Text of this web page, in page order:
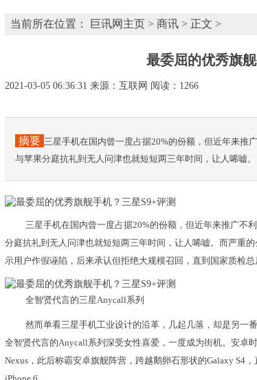
还含有丰富的维生素A，可以有效保护...
当前所在位置： 巨讯网主页 > 商讯 > 正文 >
最委屈的优秀旗
2021-03-05 06:36:31 来源：互联网 阅读：1266
摘要 三星手机在国内曾一度占据20%的份额，但近年来推
与苹果分庭抗礼到无人问津也就短短两三年时间，让人唏嘘。
三星手机在国内曾一度占据20%的份额，但近年来推广不
分庭抗礼到无人问津也就短短两三年时间，让人唏嘘。而严重
示用户作假诬陷，后来承认但拒绝大规模召回，直到国家质检
全智贤代言的三星Anycall系列
然而单看三星手机工业设计的沿革，几起几落，却是另一
全智贤代言的Anycall系列深受女性喜爱，一度成为街机。安卓
Nexus，此后称霸安卓旗舰阵营，跨越鹅卵石形状的Galaxy S4